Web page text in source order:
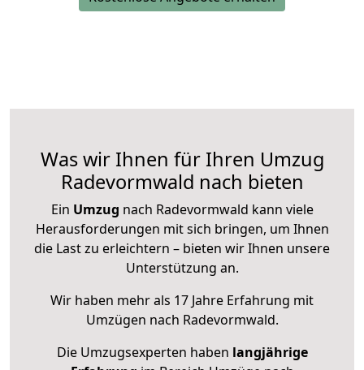
Was wir Ihnen für Ihren Umzug
Radevormwald nach bieten
Ein Umzug nach Radevormwald kann viele
Herausforderungen mit sich bringen, um Ihnen
die Last zu erleichtern – bieten wir Ihnen unsere
Unterstützung an.
Wir haben mehr als 17 Jahre Erfahrung mit
Umzügen nach Radevormwald.
Die Umzugsexperten haben langjährige